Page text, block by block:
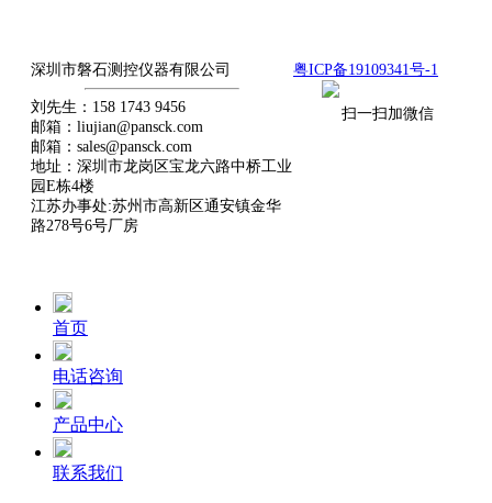
深圳市磐石测控仪器有限公司
刘先生：158 1743 9456
邮箱：liujian@pansck.com
邮箱：sales@pansck.com
地址：深圳市龙岗区宝龙六路中桥工业
园E栋4楼
江苏办事处:苏州市高新区通安镇金华
路278号6号厂房
粤ICP备19109341号-1
扫一扫加微信
首页
电话咨询
产品中心
联系我们